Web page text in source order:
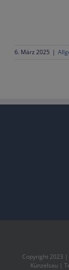
6. März 2025 |
Copyright 2023
Künzelsau |